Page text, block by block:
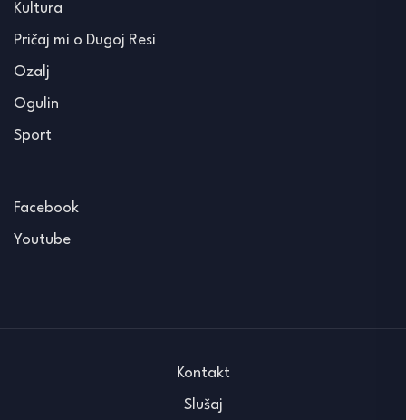
Kultura
Pričaj mi o Dugoj Resi
Ozalj
Ogulin
Sport
Facebook
Youtube
Kontakt
Slušaj